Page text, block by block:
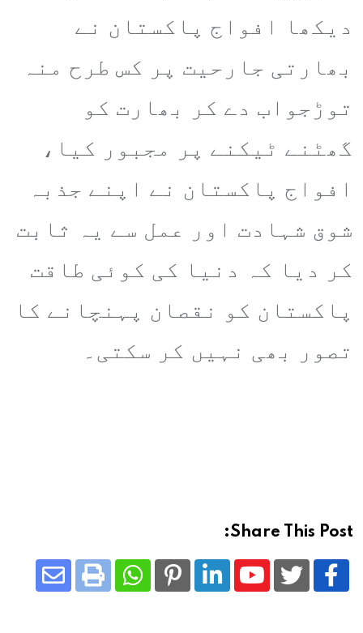
دیکھا افواج پاکستان نے
بھارتی جارحیت پر کس طرح منہ
توڑجواب دے کر بھارت کو
گھٹنے ٹیکنے پر مجبور کیا،
افواج پاکستان نے اپنے جذبہ
شوق شہادت اور عمل سے یہ ثابت
کر دیا کہ دنیا کی کوئی طاقت
پاکستان کو نقصان پہنچانے کا
تصور بھی نہیں کر سکتی۔
Share This Post:
Youtube
LinkedIn
Pinterest
Whatsapp
Print